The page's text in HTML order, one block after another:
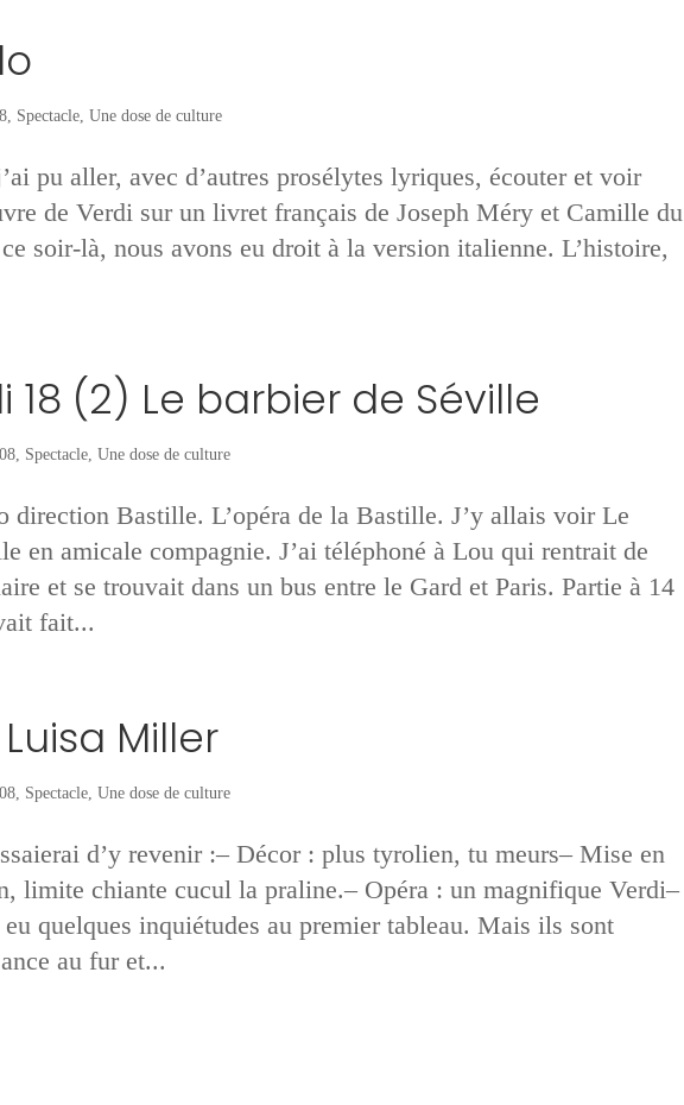
, Spectacle, Une dose de culture
pu aller, avec d’autres prosélytes lyriques, écouter et voir
de Verdi sur un livret français de Joseph Méry et Camille du
soir-là, nous avons eu droit à la version italienne. L’histoire,
18 (2) Le barbier de Séville
, Spectacle, Une dose de culture
direction Bastille. L’opéra de la Bastille. J’y allais voir Le
en amicale compagnie. J’ai téléphoné à Lou qui rentrait de
et se trouvait dans un bus entre le Gard et Paris. Partie à 14
fait...
Miller
, Spectacle, Une dose de culture
d’y revenir :– Décor : plus tyrolien, tu meurs– Mise en
limite chiante cucul la praline.– Opéra : un magnifique Verdi–
quelques inquiétudes au premier tableau. Mais ils sont
au fur et...